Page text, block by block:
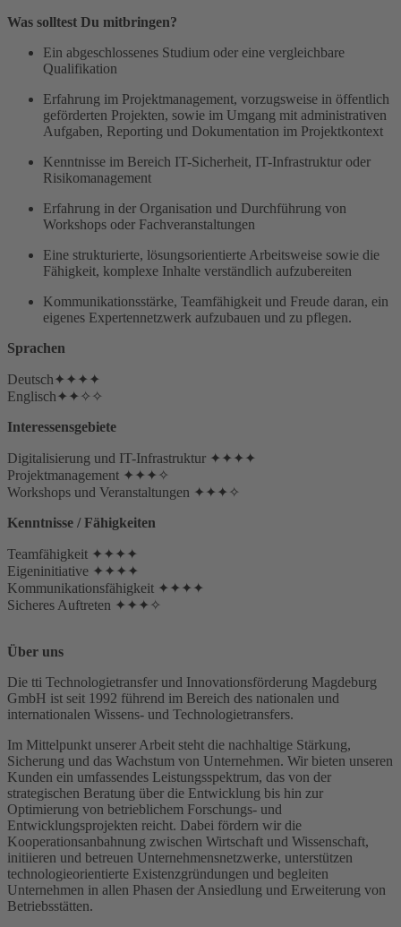
Was solltest Du mitbringen?
Ein abgeschlossenes Studium oder eine vergleichbare
Qualifikation
Erfahrung im Projektmanagement, vorzugsweise in öffentlich
geförderten Projekten, sowie im Umgang mit administrativen
Aufgaben, Reporting und Dokumentation im Projektkontext
Kenntnisse im Bereich IT-Sicherheit, IT-Infrastruktur oder
Risikomanagement
Erfahrung in der Organisation und Durchführung von
Workshops oder Fachveranstaltungen
Eine strukturierte, lösungsorientierte Arbeitsweise sowie die
Fähigkeit, komplexe Inhalte verständlich aufzubereiten
Kommunikationsstärke, Teamfähigkeit und Freude daran, ein
eigenes Expertennetzwerk aufzubauen und zu pflegen.
Sprachen
Deutsch✦✦✦✦
Englisch✦✦✧✧
Interessensgebiete
Digitalisierung und IT-Infrastruktur ✦✦✦✦
Projektmanagement ✦✦✦✧
Workshops und Veranstaltungen ✦✦✦✧
Kenntnisse / Fähigkeiten
Teamfähigkeit ✦✦✦✦
Eigeninitiative ✦✦✦✦
Kommunikationsfähigkeit ✦✦✦✦
Sicheres Auftreten ✦✦✦✧
Über uns
Die tti Technologietransfer und Innovationsförderung Magdeburg
GmbH ist seit 1992 führend im Bereich des nationalen und
internationalen Wissens- und Technologietransfers.
Im Mittelpunkt unserer Arbeit steht die nachhaltige Stärkung,
Sicherung und das Wachstum von Unternehmen. Wir bieten unseren
Kunden ein umfassendes Leistungsspektrum, das von der
strategischen Beratung über die Entwicklung bis hin zur
Optimierung von betrieblichem Forschungs- und
Entwicklungsprojekten reicht. Dabei fördern wir die
Kooperationsanbahnung zwischen Wirtschaft und Wissenschaft,
initiieren und betreuen Unternehmensnetzwerke, unterstützen
technologieorientierte Existenzgründungen und begleiten
Unternehmen in allen Phasen der Ansiedlung und Erweiterung von
Betriebsstätten.